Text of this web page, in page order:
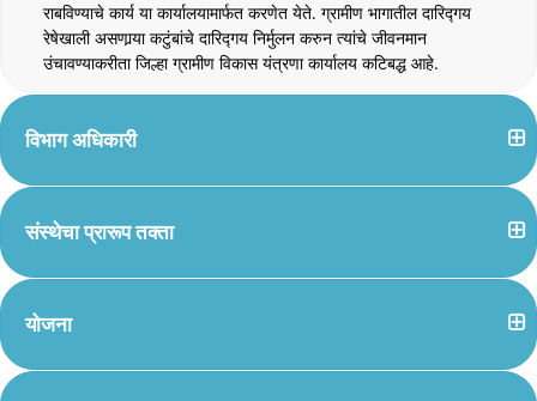
राबविण्याचे कार्य या कार्यालयामार्फत करणेत येते. ग्रामीण भागातील दारिद्गय
रेषेखाली असणार्‍या कटुंबांचे दारिद्गय निर्मुलन करुन त्यांचे जीवनमान
उंचावण्याकरीता जिल्हा ग्रामीण विकास यंत्रणा कार्यालय कटिबद्ध आहे.
विभाग अधिकारी
संस्थेचा प्रारूप तक्ता
योजना